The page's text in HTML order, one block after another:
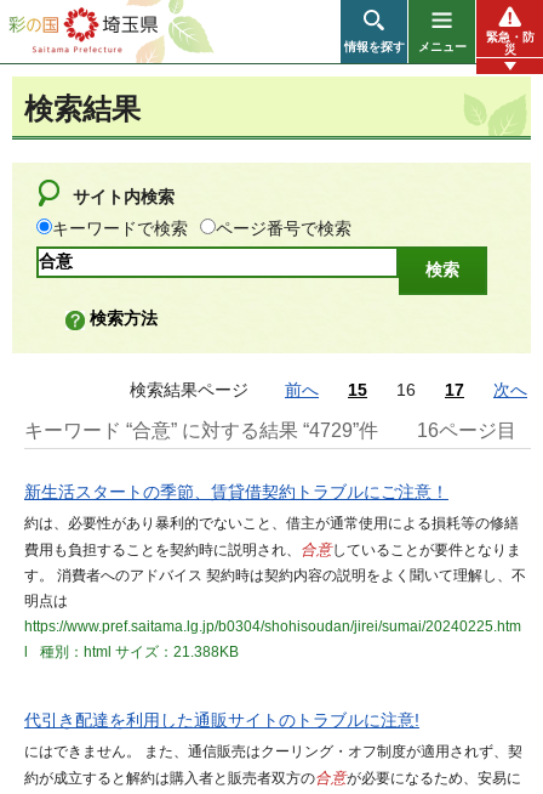
彩の国 埼玉県
情報を探す メニュー
緊急・防
災
検索結果
サイト内検索
キーワードで検索
ページ番号で検索
検索方法
検索結果ページ 前へ 15 16 17 次へ
キーワード “合意” に対する結果 “4729”件 16ページ目
新生活スタートの季節、賃貸借契約トラブルにご注意！
約は、必要性があり暴利的でないこと、借主が通常使用による損耗等の修繕
費用も負担することを契約時に説明され、 合意していることが要件となりま
す。 消費者へのアドバイス 契約時は契約内容の説明をよく聞いて理解し、不
明点は
https://www.pref.saitama.lg.jp/b0304/shohisoudan/jirei/sumai/20240225.htm
種別：html サイズ：21.388KB
代引き配達を利用した通販サイトのトラブルに注意!
にはできません。 また、通信販売はクーリング・オフ制度が適用されず、契
約が成立すると解約は購入者と販売者双方の合意が必要になるため、安易に